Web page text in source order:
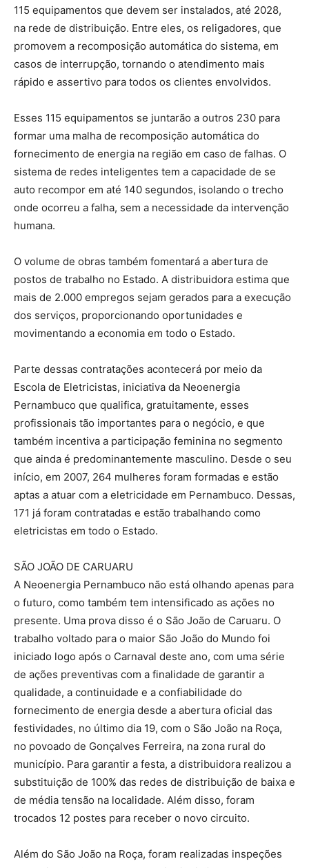
115 equipamentos que devem ser instalados, até 2028,
na rede de distribuição. Entre eles, os religadores, que
promovem a recomposição automática do sistema, em
casos de interrupção, tornando o atendimento mais
rápido e assertivo para todos os clientes envolvidos.
Esses 115 equipamentos se juntarão a outros 230 para
formar uma malha de recomposição automática do
fornecimento de energia na região em caso de falhas. O
sistema de redes inteligentes tem a capacidade de se
auto recompor em até 140 segundos, isolando o trecho
onde ocorreu a falha, sem a necessidade da intervenção
humana.
O volume de obras também fomentará a abertura de
postos de trabalho no Estado. A distribuidora estima que
mais de 2.000 empregos sejam gerados para a execução
dos serviços, proporcionando oportunidades e
movimentando a economia em todo o Estado.
Parte dessas contratações acontecerá por meio da
Escola de Eletricistas, iniciativa da Neoenergia
Pernambuco que qualifica, gratuitamente, esses
profissionais tão importantes para o negócio, e que
também incentiva a participação feminina no segmento
que ainda é predominantemente masculino. Desde o seu
início, em 2007, 264 mulheres foram formadas e estão
aptas a atuar com a eletricidade em Pernambuco. Dessas,
171 já foram contratadas e estão trabalhando como
eletricistas em todo o Estado.
SÃO JOÃO DE CARUARU
A Neoenergia Pernambuco não está olhando apenas para
o futuro, como também tem intensificado as ações no
presente. Uma prova disso é o São João de Caruaru. O
trabalho voltado para o maior São João do Mundo foi
iniciado logo após o Carnaval deste ano, com uma série
de ações preventivas com a finalidade de garantir a
qualidade, a continuidade e a confiabilidade do
fornecimento de energia desde a abertura oficial das
festividades, no último dia 19, com o São João na Roça,
no povoado de Gonçalves Ferreira, na zona rural do
município. Para garantir a festa, a distribuidora realizou a
substituição de 100% das redes de distribuição de baixa e
de média tensão na localidade. Além disso, foram
trocados 12 postes para receber o novo circuito.
Além do São João na Roça, foram realizadas inspeções